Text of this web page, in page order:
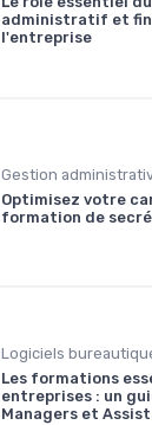
administratif et
l'entreprise
Gestion
Optimisez votre
formation de
Logiciels
Les formations
entreprises : un
Managers et